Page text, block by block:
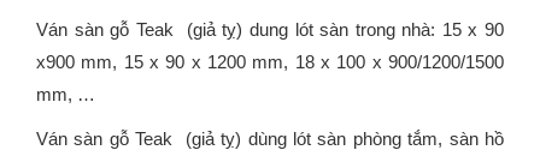
Ván sàn gỗ Teak (giả tỵ) dung lót sàn trong nhà: 15 x 90
x900 mm, 15 x 90 x 1200 mm, 18 x 100 x 900/1200/1500
mm, …
Ván sàn gỗ Teak (giả tỵ) dùng lót sàn phòng tắm, sàn hồ